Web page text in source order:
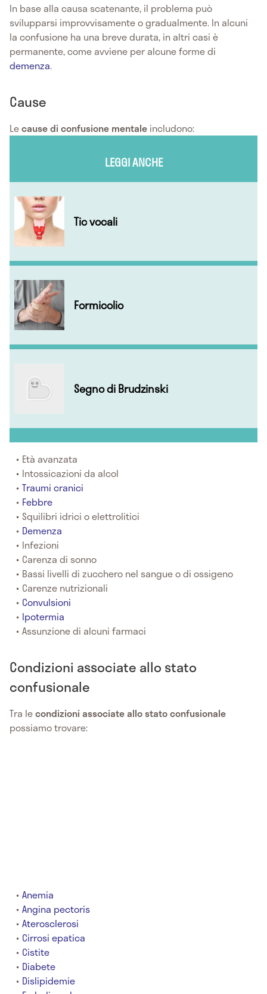
In base alla causa scatenante, il problema può
svilupparsi improvvisamente o gradualmente. In alcuni
la confusione ha una breve durata, in altri casi è
permanente, come avviene per alcune forme di
demenza.
Cause
Lecause di confusione mentale includono:
LEGGI ANCHE
Tic vocali
Formicolio
Segno di Brudzinski
Età avanzata
Intossicazioni da alcol
Traumi cranici
Febbre
Squilibri idrici o elettrolitici
Demenza
Infezioni
Carenza di sonno
Bassi livelli di zucchero nel sangue o di ossigeno
Carenze nutrizionali
Convulsioni
Ipotermia
Assunzione di alcuni farmaci
Condizioni associate allo stato
confusionale
Tra lecondizioni associate allo stato confusionale
possiamo trovare:
Anemia
Angina pectoris
Aterosclerosi
Cirrosi epatica
Cistite
Diabete
Dislipidemie